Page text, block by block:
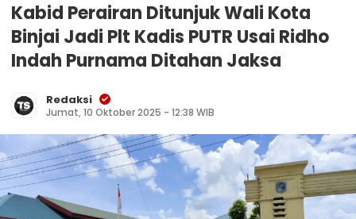
Kabid Perairan Ditunjuk Wali Kota
Binjai Jadi Plt Kadis PUTR Usai Ridho
Indah Purnama Ditahan Jaksa
Redaksi
Jumat, 10 Oktober 2025 - 12:38 WIB